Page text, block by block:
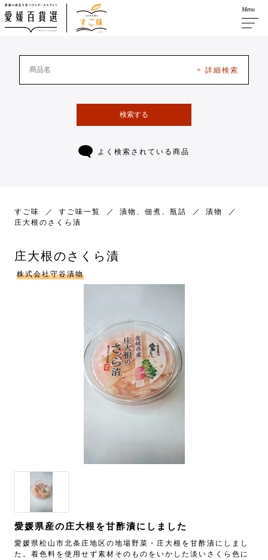
Menu
+ 詳細検索
検索する
よく検索されている商品
すご味 すご味一覧 漬物、佃煮、瓶詰
漬物
庄大根のさくら漬
庄大根のさくら漬
株式会社守谷漬物
愛媛県産の庄大根を甘酢漬にしました
愛媛県松山市北条庄地区の地場野菜・庄大根を甘酢漬にしまし
た。着色料を使用せず素材そのものをいかした淡いさくら色に